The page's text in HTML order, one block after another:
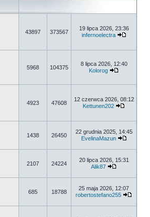
43897 373567
19 lipca 2026, 23:36
infernoelectra
5968 104375
8 lipca 2026, 12:40
Kolorog
4923 47608
12 czerwca 2026, 08:12
Kettunen202
1438 26450
22 grudnia 2025, 14:45
EvelinaMazun
2107 24224
20 lipca 2026, 15:31
Alik87
685 18788
25 maja 2026, 12:07
robertostefano255